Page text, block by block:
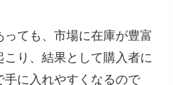
っても、市場に在庫が豊富
り、結果として購入者に
手に入れやすくなるので